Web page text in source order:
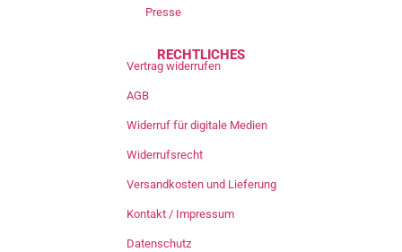
Presse
RECHTLICHES
Vertrag widerrufen
AGB
Widerruf für digitale Medien
Widerrufsrecht
Versandkosten und Lieferung
Kontakt / Impressum
Datenschutz